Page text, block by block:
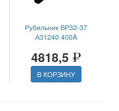
Рубильник ВР32-37
А31240 400A
4818,5
В КОРЗИНУ